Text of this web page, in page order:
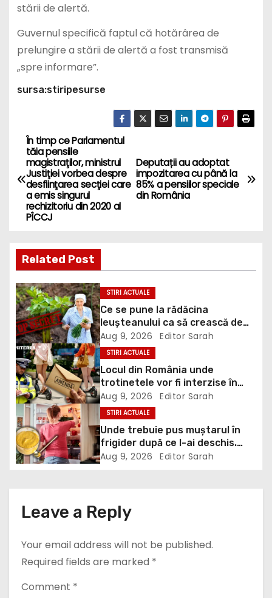
stării de alertă.
Guvernul specifică faptul că hotărârea de
prelungire a stării de alertă a fost transmisă
„spre informare”.
sursa:stiripesurse
P
o
s
n
a
v
i
g
a
t
i
o
Deputații au adoptat
impozitarea cu până la
85% a pensiilor speciale
din România
În timp ce Parlamentul
tăia pensiile
magistraţilor, ministrul
Justiţiei vorbea despre
desfiinţarea secţiei care
a emis singurul
rechizitoriu din 2020 al
PÎCCJ
Related Post
STIRI ACTUALE
Ce se pune la rădăcina
leușteanului ca să crească de
doi metri. Calendarul care îți
dublează recolta de frunze
Aug 9, 2026 Editor Sarah
STIRI ACTUALE
Locul din România unde
trotinetele vor fi interzise în
parcuri. Cine riscă amenzi de
până la 5.000 de lei
Aug 9, 2026 Editor Sarah
STIRI ACTUALE
Unde trebuie pus muștarul în
frigider după ce l-ai deschis.
Greșeala pe care mulți nu o
Aug 9, 2026 Editor Sarah
Leave a Reply
Your email address will not be published.
Required fields are marked *
Comment *